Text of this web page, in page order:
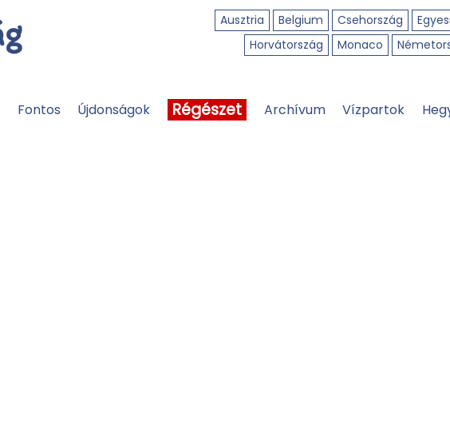
Ausztria Belgium Csehország
Horvátország
Monaco
Fontos Újdonságok Régészet Archívum Vízpartok